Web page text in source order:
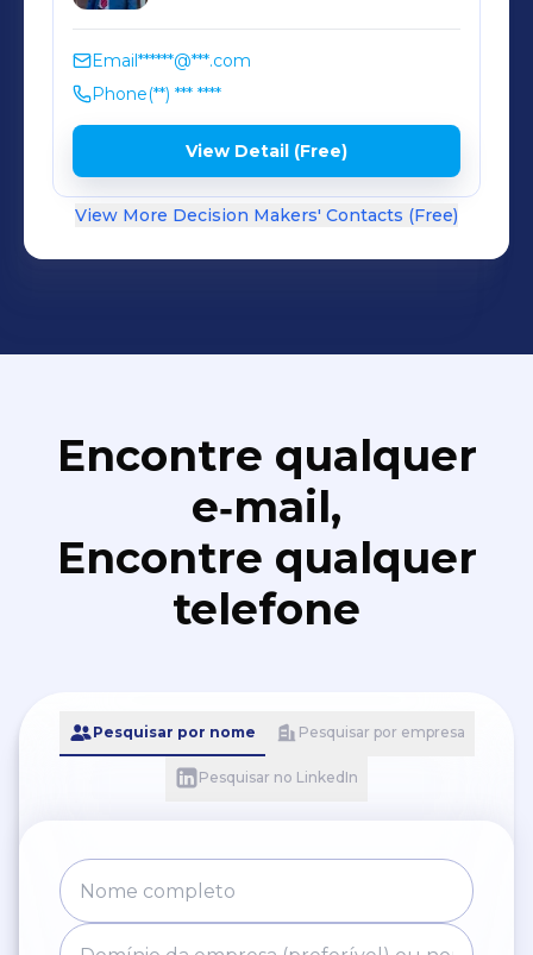
Email******@***.com
Phone(**) *** ****
View Detail (Free)
View More Decision Makers' Contacts (Free)
Encontre qualquer
e‑mail,
Encontre qualquer
telefone
Pesquisar por nome Pesquisar por empresa
Pesquisar no LinkedIn